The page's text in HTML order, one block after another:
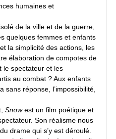
humaines et
de la ville et de la guerre,
quelques femmes et enfants
la simplicité des actions, les
élaboration de compotes de
le spectateur et les
au combat ? Aux enfants
réponse, l’impossibilité,
Snowest un film poétique et
Son réalisme nous
drame qui s’y est déroulé.